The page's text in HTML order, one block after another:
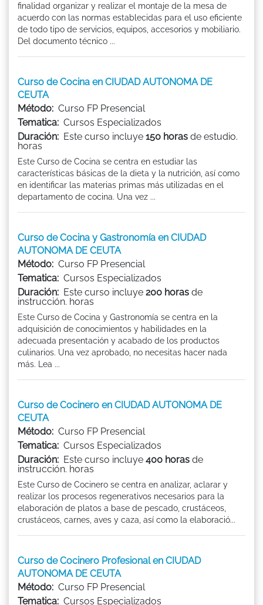
finalidad organizar y realizar el montaje de la mesa de
acuerdo con las normas establecidas para el uso eficiente
de todo tipo de servicios, equipos, accesorios y mobiliario.
Del documento técnico ...
Curso de Cocina en CIUDAD AUTONOMA DE
CEUTA
Método: Curso FP Presencial
Tematica: Cursos Especializados
Duración: Este curso incluye 150 horas de estudio.
horas
Este Curso de Cocina se centra en estudiar las
características básicas de la dieta y la nutrición, así como
en identificar las materias primas más utilizadas en el
departamento de cocina. Una vez ...
Curso de Cocina y Gastronomía en CIUDAD
AUTONOMA DE CEUTA
Método: Curso FP Presencial
Tematica: Cursos Especializados
Duración: Este curso incluye 200 horas de
instrucción. horas
Este Curso de Cocina y Gastronomía se centra en la
adquisición de conocimientos y habilidades en la
adecuada presentación y acabado de los productos
culinarios. Una vez aprobado, no necesitas hacer nada
más. Lea ...
Curso de Cocinero en CIUDAD AUTONOMA DE
CEUTA
Método: Curso FP Presencial
Tematica: Cursos Especializados
Duración: Este curso incluye 400 horas de
instrucción. horas
Este Curso de Cocinero se centra en analizar, aclarar y
realizar los procesos regenerativos necesarios para la
elaboración de platos a base de pescado, crustáceos,
crustáceos, carnes, aves y caza, así como la elaboració...
Curso de Cocinero Profesional en CIUDAD
AUTONOMA DE CEUTA
Método: Curso FP Presencial
Tematica: Cursos Especializados